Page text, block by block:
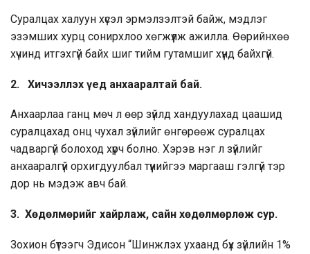
Суралцах халуун хүсэл эрмэлзэлтэй байж, мэдлэг
эзэмших хурц сонирхлоо хөгжүүлж ажилла. Өөрийнхөө
хүчинд итгэхгүй байх шиг тийм гутамшиг хүнд байхгүй.
2. Хичээллэх үед анхааралтай бай.
Анхаарлаа ганц мөч л өөр зүйлд хандуулахад цаашид
суралцахад онц чухал зүйлийг өнгөрөөж суралцах
чадваргүй болоход хүрч болно. Хэрэв нэг л зүйлийг
анхааралгүй орхигдуулбал түүнийгээ маргааш гэлгүй тэр
дор нь мэдэж авч бай.
3. Хөдөлмөрийг хайрлаж, сайн хөдөлмөрлөж сур.
Зохион бүтээгч Эдисон “Шинжлэх ухаанд бүх зүйлийн 1%